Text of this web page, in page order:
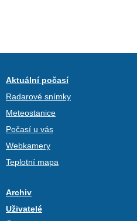
Aktuální počasí
Radarové snímky
Meteostanice
Počasí u vás
Webkamery
Teplotní mapa
Archiv
Uživatelé